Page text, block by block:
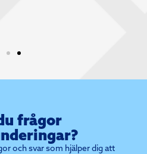
frågor
och svar som hjälper dig att